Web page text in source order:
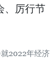
、厉行节
2022年经济